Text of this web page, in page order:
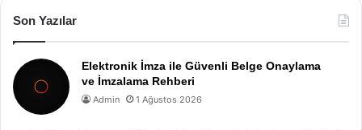
Son Yazılar
Elektronik İmza ile Güvenli Belge Onaylama
ve İmzalama Rehberi
Admin 1 Ağustos 2026